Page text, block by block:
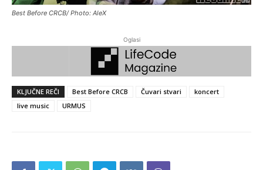
Best Before CRCB/ Photo: AleX
Oglasi
KLJUČNE REČI Best Before CRCB Čuvari stvari
koncert
live music
URMUS